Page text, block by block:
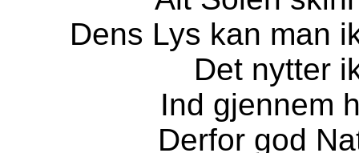
Dens Lys kan man
Det nytter
Ind gjennem
Derfor god